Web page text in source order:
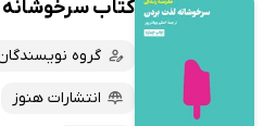
کتاب
گروه
انتشارات هنوز